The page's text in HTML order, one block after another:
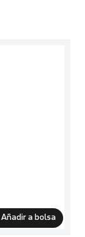
Añadir a bolsa